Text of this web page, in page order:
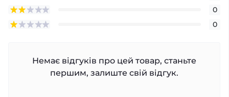
0
0
Немає відгуків про цей товар, станьте
першим, залиште свій відгук.